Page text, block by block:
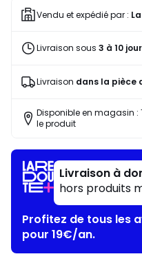
place
631,76
Vendu et expédié par :
Livraison sous 3 à 10
Livraison dans la pièce
Disponible en magasin
le produit
Livraison à
hors produits
Profitez de tous les
pour 19€/an.